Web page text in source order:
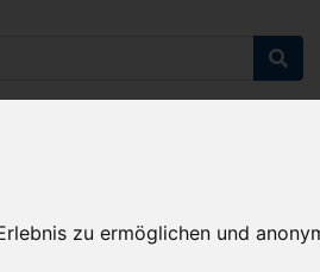
zu ermöglichen und
07641-9360300